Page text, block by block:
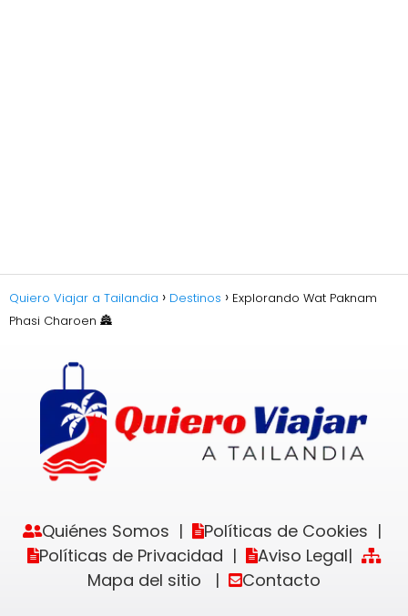
Quiero Viajar a Tailandia Destinos
Explorando Wat Paknam
Phasi Charoen 🏯
Quiénes Somos | Políticas de Cookies |
Políticas de Privacidad | Aviso Legal|
Mapa del sitio | Contacto